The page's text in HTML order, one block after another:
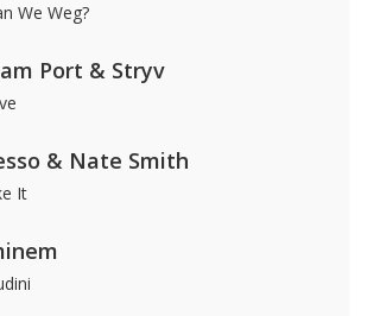
We Weg?
Port & Stryv
& Nate Smith
It